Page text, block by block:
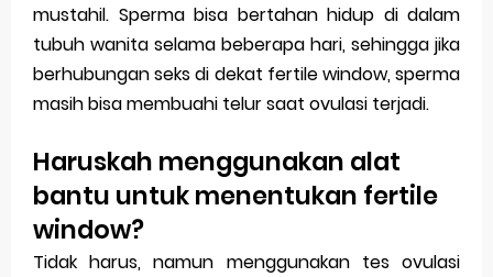
mustahil. Sperma bisa bertahan hidup di dalam
tubuh wanita selama beberapa hari, sehingga jika
berhubungan seks di dekat fertile window, sperma
masih bisa membuahi telur saat ovulasi terjadi.
Haruskah menggunakan alat
bantu untuk menentukan fertile
window?
Tidak harus, namun menggunakan tes ovulasi